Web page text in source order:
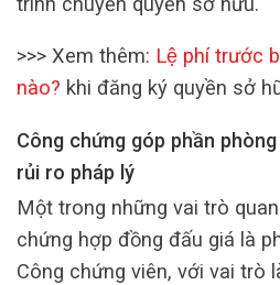
>>> Xem thêm: Lệ phí trước
nào? khi đăng ký quyền sở
Công chứng góp phần
rủi ro pháp lý
Một trong những vai trò
chứng hợp đồng đấu giá là
Công chứng viên, với vai trò